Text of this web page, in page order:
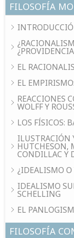
FILOSOFÍA
EL
EL
REACCIONES
WOLFF Y
LOS FÍSICOS:
ILUSTRACIÓN
HUTCHESON,
CONDILLAC Y
¿IDEALISMO
IDEALISMO
SCHELLING
EL
FILOSOFÍA